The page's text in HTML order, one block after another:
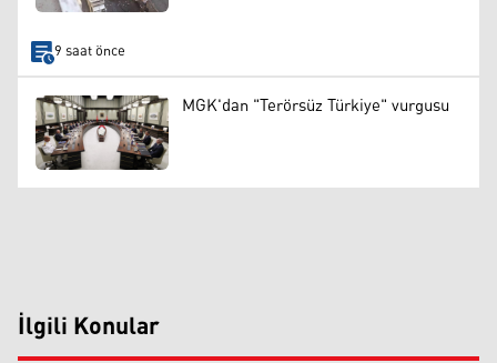
9 saat önce
MGK'dan "Terörsüz Türkiye" vurgusu
İlgili Konular